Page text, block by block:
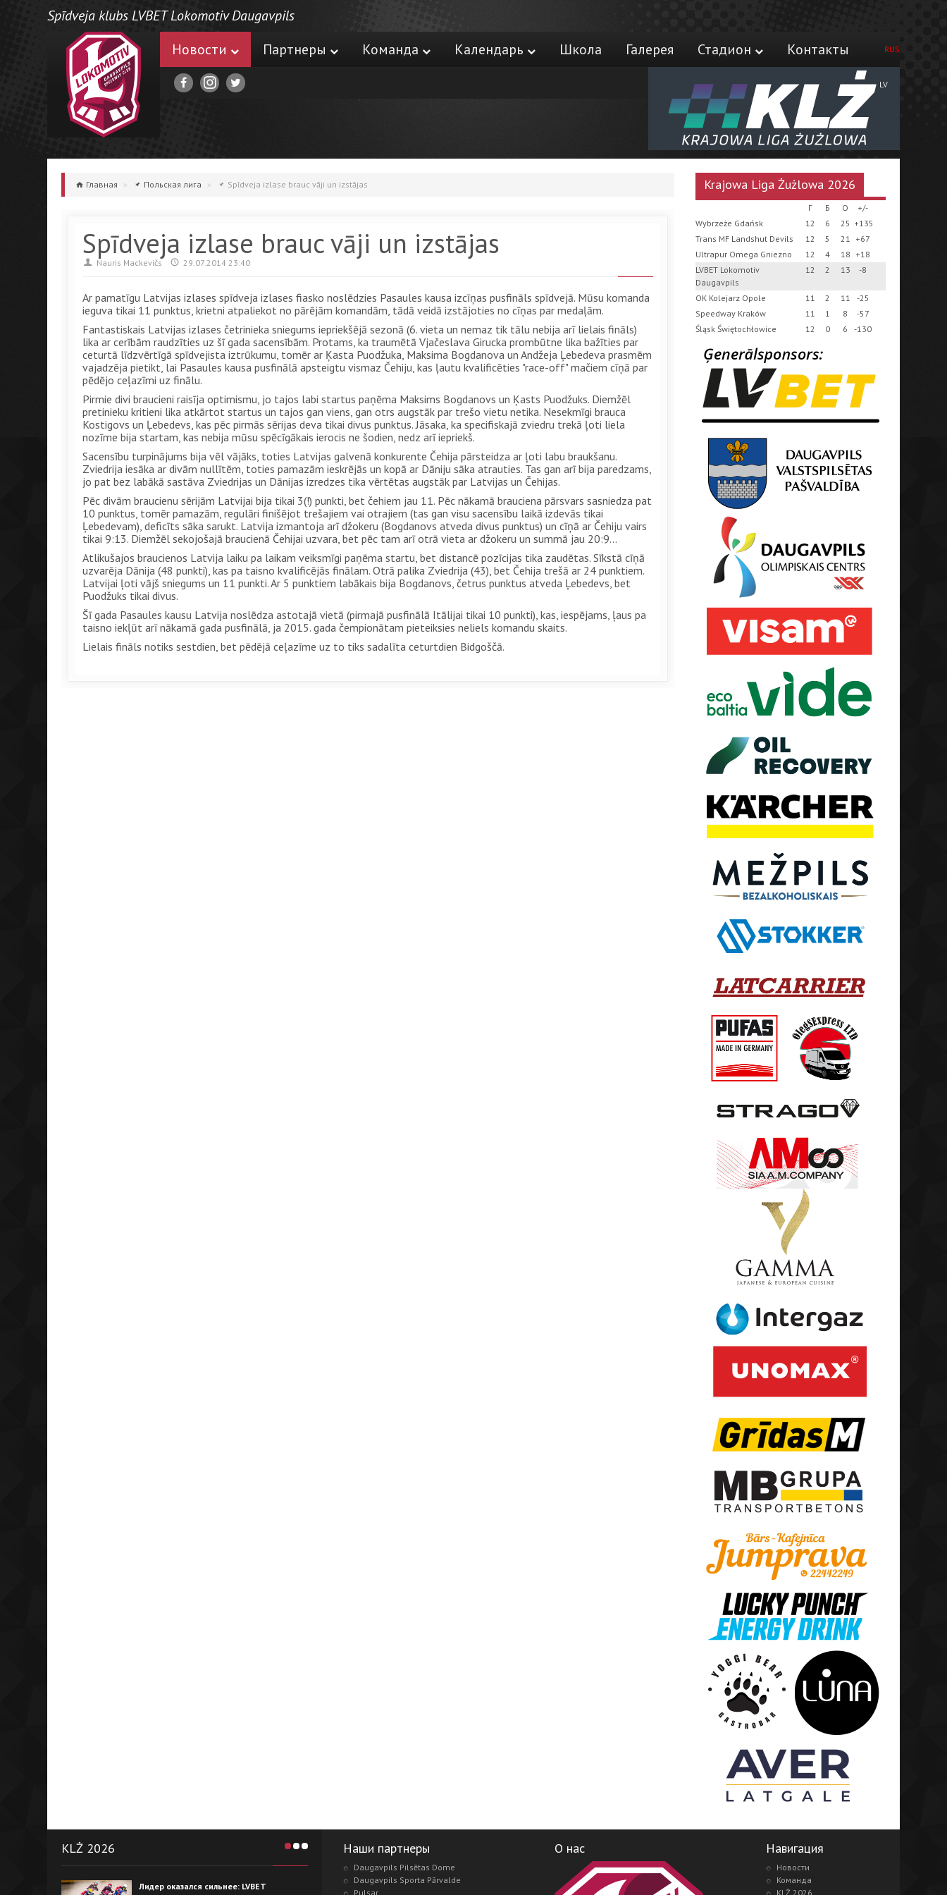
Spīdveja klubs LVBET Lokomotiv Daugavpils
Новости
Партнеры Команда Календарь Школа Галерея Стадион Контакты RUS
LV
Главная » Польская лига » Spīdveja izlase brauc vāji un izstājas
Spīdveja izlase brauc vāji un izstājas
Nauris Mackevičs 29.07.2014 23:40
Ar pamatīgu Latvijas izlases spīdveja izlases fiasko noslēdzies Pasaules kausa izcīņas pusfināls spīdvejā. Mūsu komanda
ieguva tikai 11 punktus, krietni atpaliekot no pārējām komandām, tādā veidā izstājoties no cīņas par medaļām.
Fantastiskais Latvijas izlases četrinieka sniegums iepriekšējā sezonā (6. vieta un nemaz tik tālu nebija arī lielais fināls)
lika ar cerībām raudzīties uz šī gada sacensībām. Protams, ka traumētā Vjačeslava Girucka prombūtne lika bažīties par
ceturtā līdzvērtīgā spīdvejista iztrūkumu, tomēr ar Ķasta Puodžuka, Maksima Bogdanova un Andžeja Ļebedeva prasmēm
vajadzēja pietikt, lai Pasaules kausa pusfinālā apsteigtu vismaz Čehiju, kas ļautu kvalificēties "race-off" mačiem cīņā par
pēdējo ceļazīmi uz finālu.
Pirmie divi braucieni raisīja optimismu, jo tajos labi startus paņēma Maksims Bogdanovs un Ķasts Puodžuks. Diemžēl
pretinieku kritieni lika atkārtot startus un tajos gan viens, gan otrs augstāk par trešo vietu netika. Nesekmīgi brauca
Kostigovs un Ļebedevs, kas pēc pirmās sērijas deva tikai divus punktus. Jāsaka, ka specifiskajā zviedru trekā ļoti liela
nozīme bija startam, kas nebija mūsu spēcīgākais ierocis ne šodien, nedz arī iepriekš.
Sacensību turpinājums bija vēl vājāks, toties Latvijas galvenā konkurente Čehija pārsteidza ar ļoti labu braukšanu.
Zviedrija iesāka ar divām nullītēm, toties pamazām ieskrējās un kopā ar Dāniju sāka atrauties. Tas gan arī bija paredzams,
jo pat bez labākā sastāva Zviedrijas un Dānijas izredzes tika vērtētas augstāk par Latvijas un Čehijas.
Pēc divām braucienu sērijām Latvijai bija tikai 3(!) punkti, bet čehiem jau 11. Pēc nākamā brauciena pārsvars sasniedza pat
10 punktus, tomēr pamazām, regulāri finišējot trešajiem vai otrajiem (tas gan visu sacensību laikā izdevās tikai
Ļebedevam), deficīts sāka sarukt. Latvija izmantoja arī džokeru (Bogdanovs atveda divus punktus) un cīņā ar Čehiju vairs
tikai 9:13. Diemžēl sekojošajā braucienā Čehijai uzvara, bet pēc tam arī otrā vieta ar džokeru un summā jau 20:9...
Atlikušajos braucienos Latvija laiku pa laikam veiksmīgi paņēma startu, bet distancē pozīcijas tika zaudētas. Sīkstā cīņā
uzvarēja Dānija (48 punkti), kas pa taisno kvalificējās finālam. Otrā palika Zviedrija (43), bet Čehija trešā ar 24 punktiem.
Latvijai ļoti vājš sniegums un 11 punkti. Ar 5 punktiem labākais bija Bogdanovs, četrus punktus atveda Ļebedevs, bet
Puodžuks tikai divus.
Šī gada Pasaules kausu Latvija noslēdza astotajā vietā (pirmajā pusfinālā Itālijai tikai 10 punkti), kas, iespējams, ļaus pa
taisno iekļūt arī nākamā gada pusfinālā, ja 2015. gada čempionātam pieteiksies neliels komandu skaits.
Lielais fināls notiks sestdien, bet pēdējā ceļazīme uz to tiks sadalīta ceturtdien Bidgoščā.
Krajowa Liga Żużlowa 2026
Г Б О
+/-
Wybrzeże Gdańsk
12 6 25 +135
Trans MF Landshut Devils
12 5 21 +67
Ultrapur Omega Gniezno
12 4 18 +18
LVBET Lokomotiv
Daugavpils
12 2 13 -8
OK Kolejarz Opole 11 2 11
-25
Speedway Kraków
11 1 8
-57
Śląsk Świętochłowice
12 0 6 -130
KLŻ 2026
Лидер оказался сильнее: LVBET
Наши партнеры
Daugavpils Pilsētas Dome
Daugavpils Sporta Pārvalde
Pulsar
О нас Навигация
Новости
Команда
KLŻ 2026